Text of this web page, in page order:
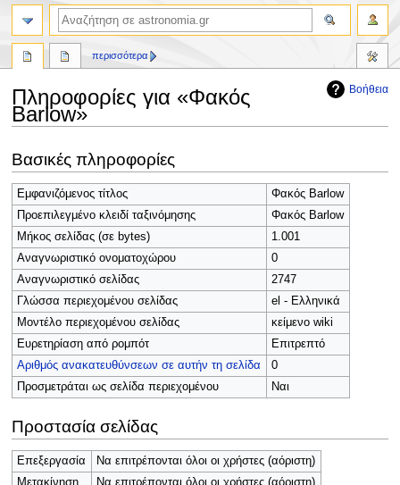
Βοήθεια
Πληροφορίες για «Φακός
Barlow»
στην
πλοήγηση
στην
αναζήτηση
Βασικές πληροφορίες
Εμφανιζόμενος τίτλος
Φακός Barlow
Προεπιλεγμένο κλειδί ταξινόμησης
Φακός Barlow
Μήκος σελίδας (σε bytes)
1.001
Αναγνωριστικό ονοματοχώρου
0
Αναγνωριστικό σελίδας
2747
Γλώσσα περιεχομένου σελίδας
el - Ελληνικά
Μοντέλο περιεχομένου σελίδας
κείμενο wiki
Ευρετηρίαση από ρομπότ
Επιτρεπτό
Αριθμός ανακατευθύνσεων σε αυτήν τη σελίδα
0
Προσμετράται ως σελίδα περιεχομένου
Ναι
Προστασία σελίδας
Επεξεργασία
Να επιτρέπονται όλοι οι χρήστες (αόριστη)
περισσότερα
αναζήτηση